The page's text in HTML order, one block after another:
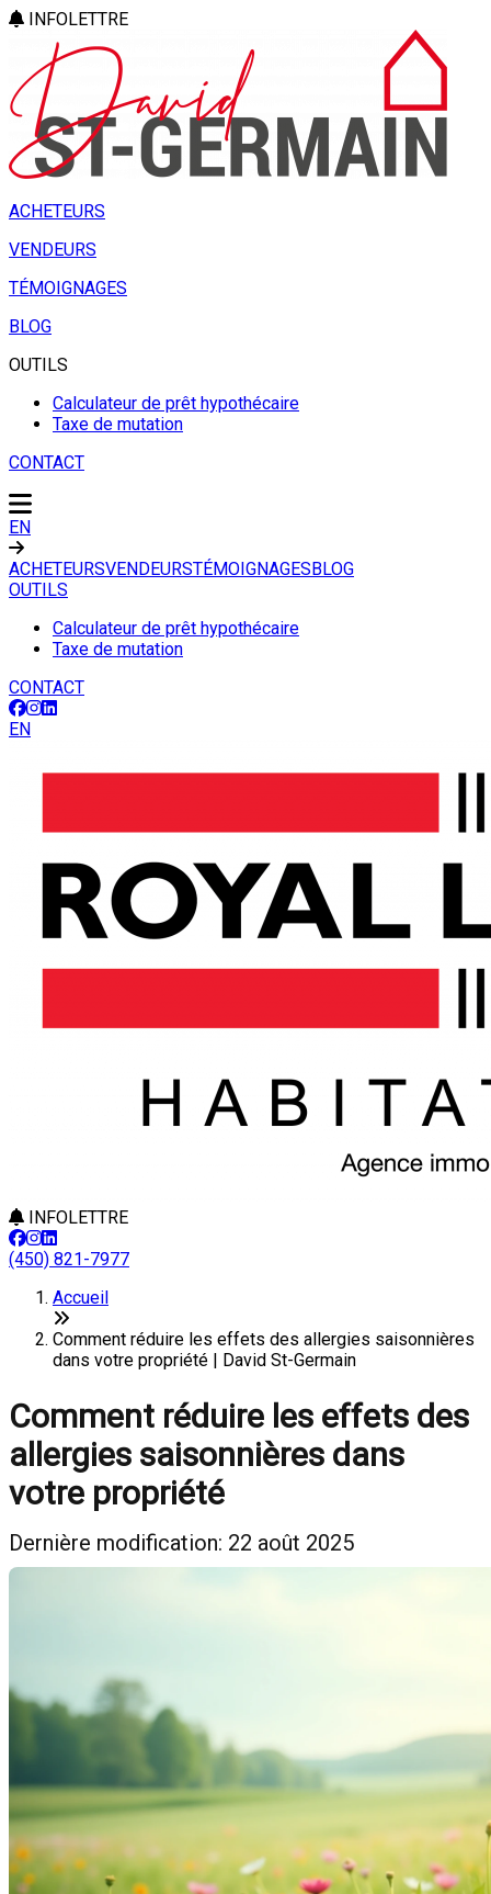
INFOLETTRE
ACHETEURS
VENDEURS
TÉMOIGNAGES
BLOG
OUTILS
Calculateur de prêt hypothécaire
Taxe de mutation
CONTACT
EN
ACHETEURSVENDEURSTÉMOIGNAGESBLOG
OUTILS
Calculateur de prêt hypothécaire
Taxe de mutation
CONTACT
EN
INFOLETTRE
(450) 821-7977
Accueil
Comment réduire les effets des allergies saisonnières
dans votre propriété | David St-Germain
Comment réduire les effets des
allergies saisonnières dans
votre propriété
Dernière modification: 22 août 2025